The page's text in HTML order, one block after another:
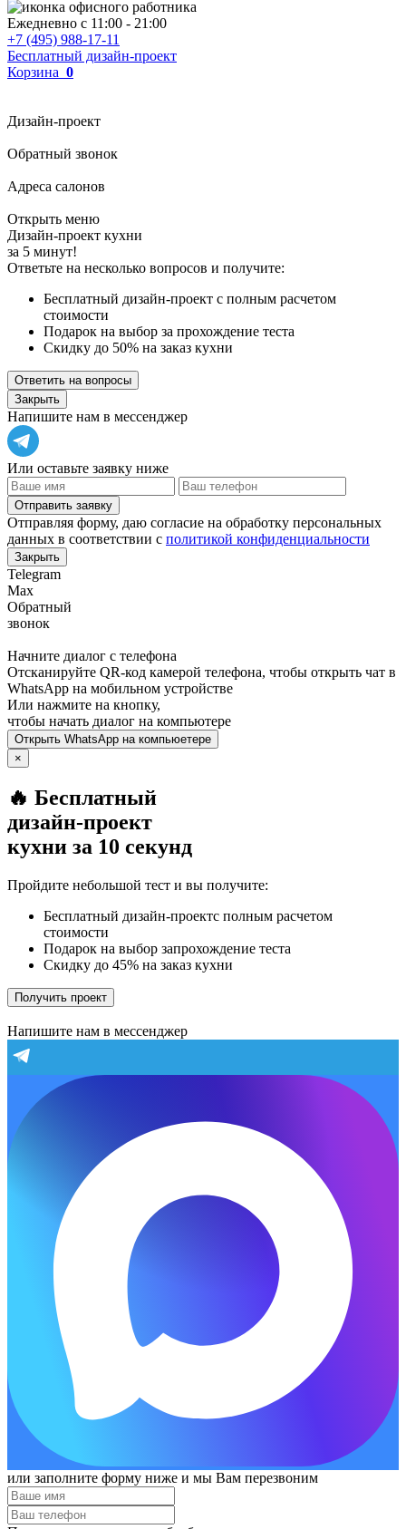
Ежедневно с 11:00 - 21:00
+7 (495) 988-17-11
Бесплатный дизайн-проект
Корзина 0
Дизайн-проект
Обратный звонок
Адреса салонов
Открыть меню
Дизайн-проект кухни
за 5 минут!
Ответьте на несколько вопросов и получите:
Бесплатный дизайн-проект с полным расчетом
стоимости
Подарок на выбор за прохождение теста
Скидку до 50% на заказ кухни
Ответить на вопросы
Закрыть
Напишите нам в мессенджер
Или оставьте заявку ниже
Отправить заявку
Отправляя форму, даю согласие на обработку персональных
данных в соответствии с политикой конфиденциальности
Закрыть
Telegram
Max
Обратный
звонок
Начните диалог с телефона
Отсканируйте QR-код камерой телефона, чтобы открыть чат в
WhatsApp на мобильном устройстве
Или нажмите на кнопку,
чтобы начать диалог на компьютере
Открыть WhatsApp на компьюетере
×
🔥 Бесплатный
дизайн-проект
кухни за 10 секунд
Пройдите небольшой тест и вы получите:
Бесплатный дизайн-проектс полным расчетом
стоимости
Подарок на выбор запрохождение теста
Скидку до 45% на заказ кухни
Получить проект
Напишите нам в мессенджер
или заполните форму ниже и мы Вам перезвоним